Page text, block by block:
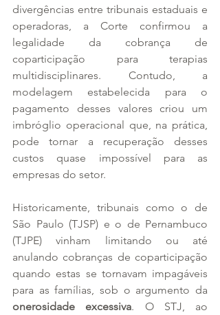
divergências entre tribunais estaduais e
operadoras, a Corte confirmou a
legalidade da cobrança de
coparticipação para terapias
multidisciplinares. Contudo, a
modelagem estabelecida para o
pagamento desses valores criou um
imbróglio operacional que, na prática,
pode tornar a recuperação desses
custos quase impossível para as
empresas do setor.
Historicamente, tribunais como o de
São Paulo (TJSP) e o de Pernambuco
(TJPE) vinham limitando ou até
anulando cobranças de coparticipação
quando estas se tornavam impagáveis
onerosidade excessiva. O STJ, ao